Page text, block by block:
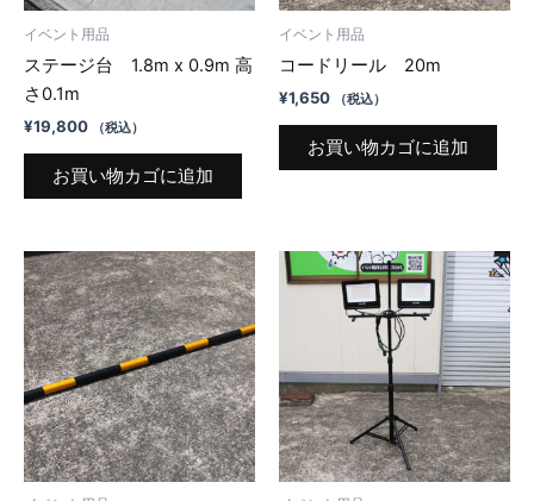
イベント用品
ステージ台 1.8m x 0.9m 高
さ0.1m
¥19,800 （税込）
お買い物カゴに追加
イベント用品
コードリール 20m
¥1,650 （税込）
お買い物カゴに追加